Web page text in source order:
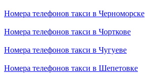
Номера телефонов такси в Черноморске
Номера телефонов такси в Чорткове
Номера телефонов такси в Чугуеве
Номера телефонов такси в Шепетовке